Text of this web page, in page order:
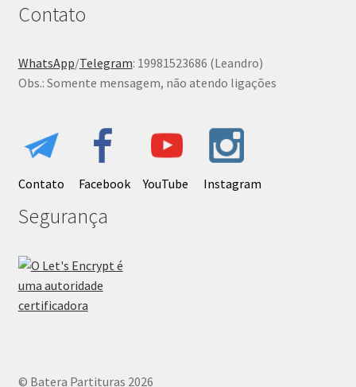
Contato
WhatsApp/Telegram: 19981523686 (Leandro)
Obs.: Somente mensagem, não atendo ligações
Contato Facebook YouTube Instagram
Segurança
© Batera Partituras 2026